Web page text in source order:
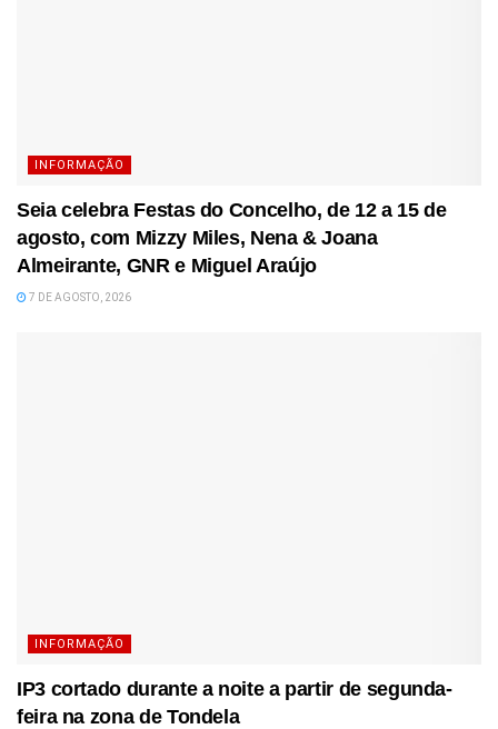
INFORMAÇÃO
Seia celebra Festas do Concelho, de 12 a 15 de
agosto, com Mizzy Miles, Nena & Joana
Almeirante, GNR e Miguel Araújo
7 DE AGOSTO, 2026
INFORMAÇÃO
IP3 cortado durante a noite a partir de segunda-
feira na zona de Tondela